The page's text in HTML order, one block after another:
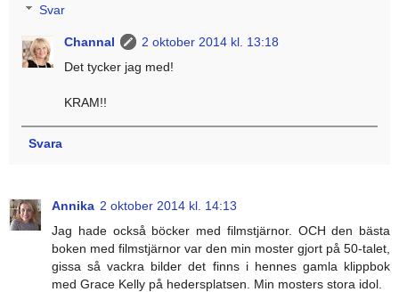
Svar
Channal
2 oktober 2014 kl. 13:18
Det tycker jag med!
KRAM!!
Svara
Annika 2 oktober 2014 kl. 14:13
Jag hade också böcker med filmstjärnor. OCH den bästa
boken med filmstjärnor var den min moster gjort på 50-talet,
gissa så vackra bilder det finns i hennes gamla klippbok
med Grace Kelly på hedersplatsen. Min mosters stora idol.